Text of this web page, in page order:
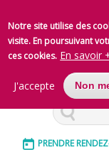
Notre site utilise des
visite. En poursuivant
ces cookies. En savoir
J'accepte Non
PRENDRE